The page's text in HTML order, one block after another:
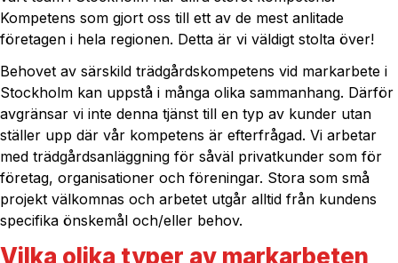
Kompetens som gjort oss till ett av de mest anlitade
företagen i hela regionen. Detta är vi väldigt stolta över!
Behovet av särskild trädgårdskompetens vid markarbete i
Stockholm kan uppstå i många olika sammanhang. Därför
avgränsar vi inte denna tjänst till en typ av kunder utan
ställer upp där vår kompetens är efterfrågad. Vi arbetar
med trädgårdsanläggning för såväl privatkunder som för
företag, organisationer och föreningar. Stora som små
projekt välkomnas och arbetet utgår alltid från kundens
specifika önskemål och/eller behov.
Vilka olika typer av markarbeten